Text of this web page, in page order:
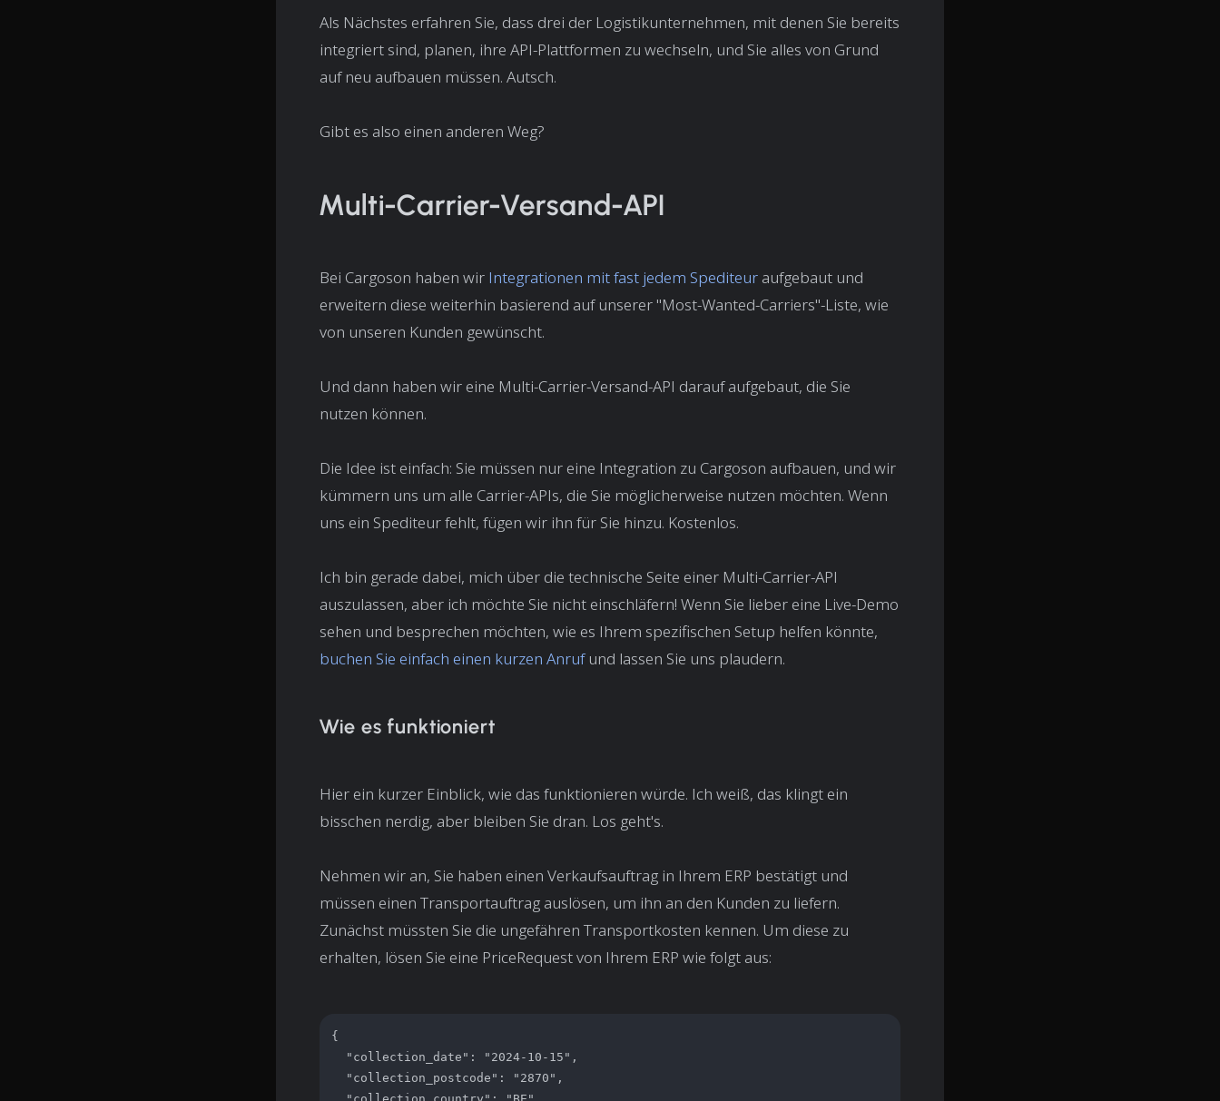
Als Nächstes erfahren Sie, dass drei der Logistikunternehmen, mit denen Sie bereits
integriert sind, planen, ihre API-Plattformen zu wechseln, und Sie alles von Grund
auf neu aufbauen müssen. Autsch.
Gibt es also einen anderen Weg?
Multi-Carrier-Versand-API
Bei Cargoson haben wir Integrationen mit fast jedem Spediteur aufgebaut und
erweitern diese weiterhin basierend auf unserer "Most-Wanted-Carriers"-Liste, wie
von unseren Kunden gewünscht.
Und dann haben wir eine Multi-Carrier-Versand-API darauf aufgebaut, die Sie
nutzen können.
Die Idee ist einfach: Sie müssen nur eine Integration zu Cargoson aufbauen, und wir
kümmern uns um alle Carrier-APIs, die Sie möglicherweise nutzen möchten. Wenn
uns ein Spediteur fehlt, fügen wir ihn für Sie hinzu. Kostenlos.
Ich bin gerade dabei, mich über die technische Seite einer Multi-Carrier-API
auszulassen, aber ich möchte Sie nicht einschläfern! Wenn Sie lieber eine Live-Demo
sehen und besprechen möchten, wie es Ihrem spezifischen Setup helfen könnte,
buchen Sie einfach einen kurzen Anrufund lassen Sie uns plaudern.
Wie es funktioniert
Hier ein kurzer Einblick, wie das funktionieren würde. Ich weiß, das klingt ein
bisschen nerdig, aber bleiben Sie dran. Los geht's.
Nehmen wir an, Sie haben einen Verkaufsauftrag in Ihrem ERP bestätigt und
müssen einen Transportauftrag auslösen, um ihn an den Kunden zu liefern.
Zunächst müssten Sie die ungefähren Transportkosten kennen. Um diese zu
erhalten, lösen Sie eine PriceRequestvon Ihrem ERP wie folgt aus:
{
  "collection_date": "2024-10-15",
  "collection_postcode": "2870",